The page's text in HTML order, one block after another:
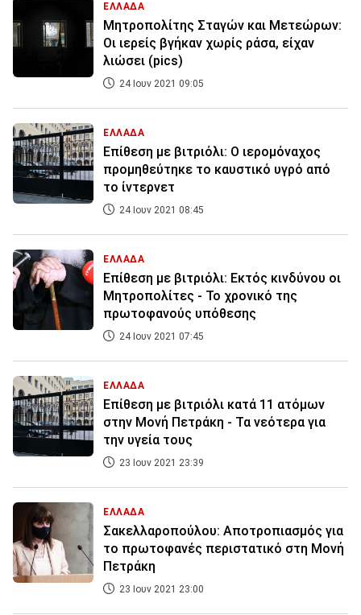
ΕΛΛΑΔΑ
Μητροπολίτης Σταγών και Μετεώρων:
Οι ιερείς βγήκαν χωρίς ράσα, είχαν
λιώσει (pics)
24 Ιουν 2021 09:05
ΕΛΛΑΔΑ
Επίθεση με βιτριόλι: Ο ιερομόναχος
προμηθεύτηκε το καυστικό υγρό από
το ίντερνετ
24 Ιουν 2021 08:45
ΕΛΛΑΔΑ
Επίθεση με βιτριόλι: Εκτός κινδύνου οι
Μητροπολίτες - Το χρονικό της
πρωτοφανούς υπόθεσης
24 Ιουν 2021 07:45
ΕΛΛΑΔΑ
Επίθεση με βιτριόλι κατά 11 ατόμων
στην Μονή Πετράκη - Τα νεότερα για
την υγεία τους
23 Ιουν 2021 23:39
ΕΛΛΑΔΑ
Σακελλαροπούλου: Αποτροπιασμός για
το πρωτοφανές περιστατικό στη Μονή
Πετράκη
23 Ιουν 2021 23:00